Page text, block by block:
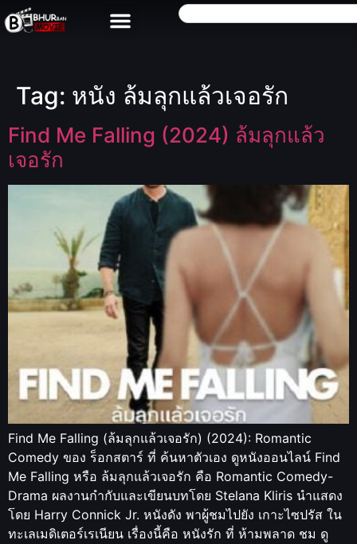
Tag: หนัง ล้มลุกแล้วเจอรัก
Find Me Falling (2024) ล้มลุกแล้ว
เจอรัก
Find Me Falling (ล้มลุกแล้วเจอรัก) (2024): Romantic
Comedy ของ ร็อกสตาร์ ที่ ค้นหาตัวเอง ดูหนังออนไลน์ Find
Me Falling หรือ ล้มลุกแล้วเจอรัก คือ Romantic Comedy-
Drama ผลงานกำกับและเขียนบทโดย Stelana Kliris นำแสดง
โดย Harry Connick Jr. หนังดัง พาผู้ชมไปยัง เกาะไซปรัส ใน
ทะเลเมดิเตอร์เรเนียน เรื่องนี้คือ หนังรัก ที่ ห้ามพลาด ชม ดู